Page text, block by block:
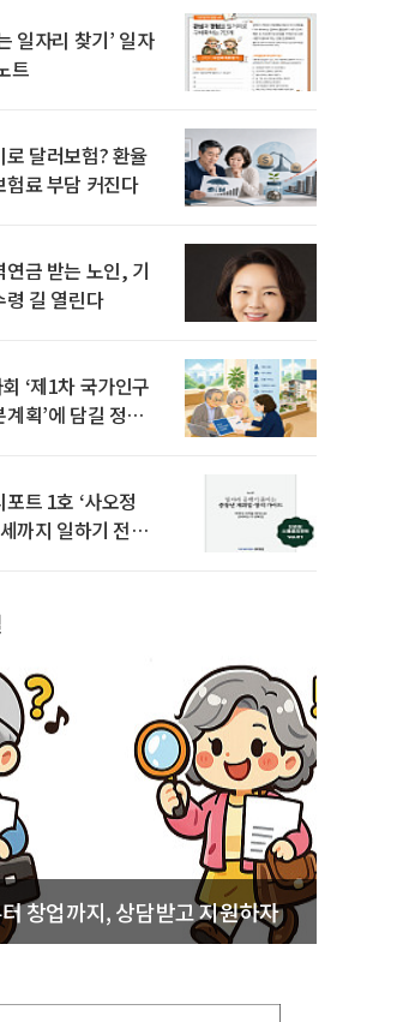
일자리 찾기’ 일자
트
로 달러보험? 환율
험료 부담 커진다
연금 받는 노인, 기
령 길 열린다
‘제1차 국가인구
획’에 담길 정책
트 1호 ‘사오정
까지 일하기 전략’
창업까지, 상담받고 지원하자